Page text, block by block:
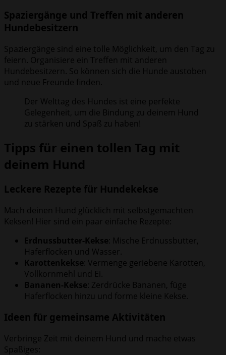
Spaziergänge und Treffen mit anderen
Hundebesitzern
Spaziergänge sind eine tolle Möglichkeit, um den Tag zu
feiern. Organisiere ein Treffen mit anderen
Hundebesitzern. So können sich die Hunde austoben
und neue Freunde finden.
Der Welttag des Hundes ist eine perfekte
Gelegenheit, um die Bindung zu deinem Hund
zu stärken und Spaß zu haben!
Tipps für einen tollen Tag mit
deinem Hund
Leckere Rezepte für Hundekekse
Mach deinen Hund glücklich mit selbstgemachten
Keksen! Hier sind ein paar einfache Rezepte:
Erdnussbutter-Kekse: Mische Erdnussbutter,
Haferflocken und Wasser.
Karottenkekse: Vermenge geriebene Karotten,
Vollkornmehl und Ei.
Bananen-Kekse: Zerdrücke Bananen, füge
Haferflocken hinzu und forme kleine Kekse.
Ideen für gemeinsame Aktivitäten
Verbringe Zeit mit deinem Hund und mache etwas
Spaßiges: